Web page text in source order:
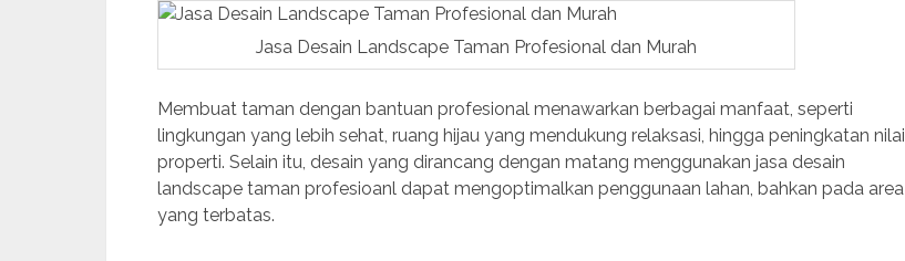
Jasa Desain Landscape Taman Profesional dan Murah
Membuat taman dengan bantuan profesional menawarkan berbagai manfaat, seperti
lingkungan yang lebih sehat, ruang hijau yang mendukung relaksasi, hingga peningkatan nilai
properti. Selain itu, desain yang dirancang dengan matang menggunakan jasa desain
landscape taman profesioanl dapat mengoptimalkan penggunaan lahan, bahkan pada area
yang terbatas.